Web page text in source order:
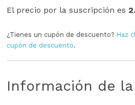
El precio por la suscripción es
¿Tienes un cupón de descuento? Haz
cupón de descuento.
Información de